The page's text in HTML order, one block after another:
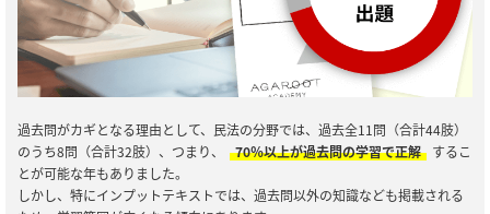
過去問がカギとなる理由として、民法の分野では、過去全11問（合計44肢）
のうち8問（合計32肢）、つまり、
70％以上が過去問の学習で正解
するこ
とが可能な年もありました。
しかし、特にインプットテキストでは、過去問以外の知識なども掲載される